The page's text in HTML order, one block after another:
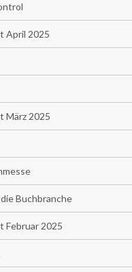
April 2025
März 2025
Buchbranche
Februar 2025